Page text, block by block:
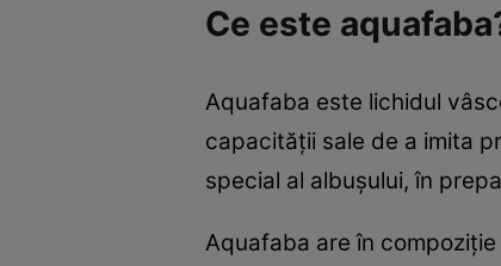
Ce este
Aquafaba este lichidul
capacităţii sale de a imita
special al albuşului, în
Aquafaba are în